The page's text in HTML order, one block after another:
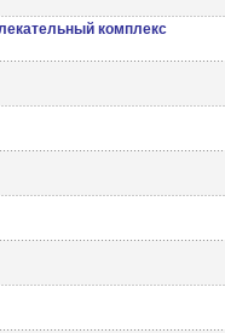
комплекс